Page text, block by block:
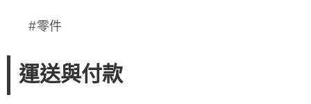
#零件
運送與付款